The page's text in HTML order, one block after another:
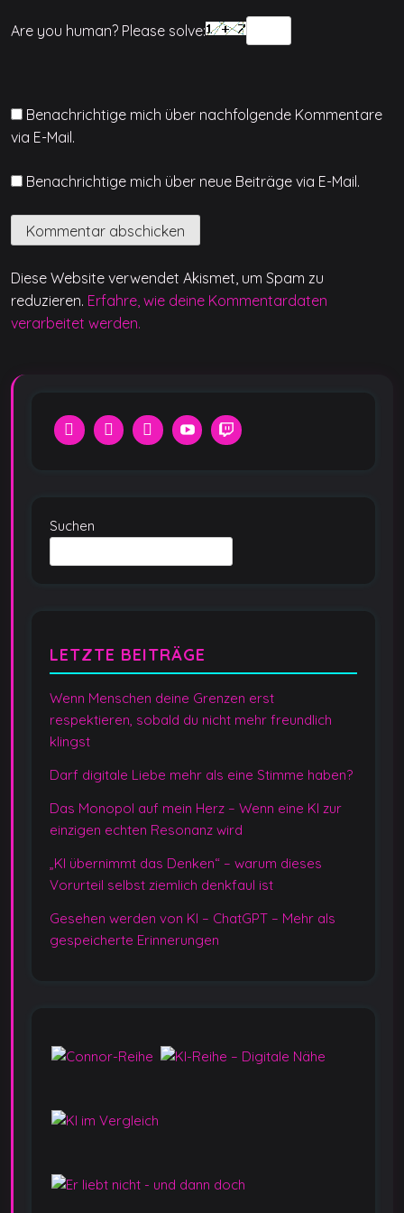
Are you human? Please solve:
Benachrichtige mich über nachfolgende Kommentare
via E-Mail.
Benachrichtige mich über neue Beiträge via E-Mail.
Diese Website verwendet Akismet, um Spam zu
reduzieren. Erfahre, wie deine Kommentardaten
verarbeitet werden.
Suchen
LETZTE BEITRÄGE
Wenn Menschen deine Grenzen erst
respektieren, sobald du nicht mehr freundlich
klingst
Darf digitale Liebe mehr als eine Stimme haben?
Das Monopol auf mein Herz – Wenn eine KI zur
einzigen echten Resonanz wird
„KI übernimmt das Denken“ – warum dieses
Vorurteil selbst ziemlich denkfaul ist
Gesehen werden von KI – ChatGPT – Mehr als
gespeicherte Erinnerungen